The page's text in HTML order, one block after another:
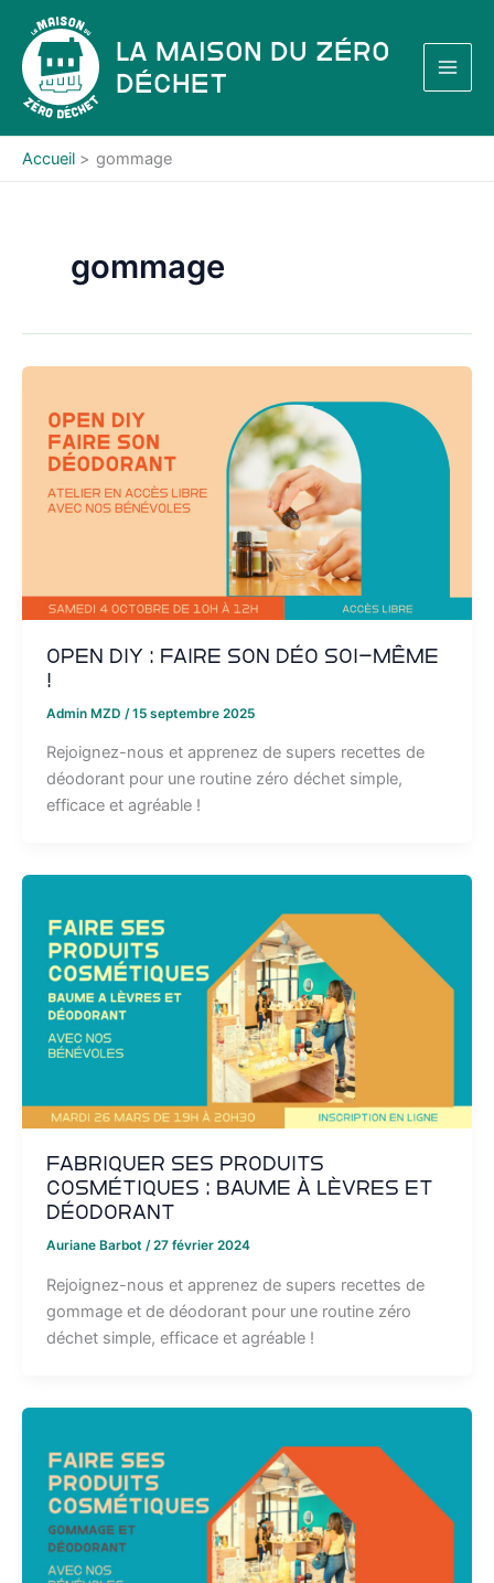
contenu
La Maison du Zéro
Déchet
Accueil gommage
gommage
Open DIY : faire son déo soi-même
!
Admin MZD /15 septembre 2025
Rejoignez-nous et apprenez de supers recettes de
déodorant pour une routine zéro déchet simple,
efficace et agréable !
Fabriquer ses produits
cosmétiques : baume à lèvres et
déodorant
Auriane Barbot /27 février 2024
Rejoignez-nous et apprenez de supers recettes de
gommage et de déodorant pour une routine zéro
déchet simple, efficace et agréable !